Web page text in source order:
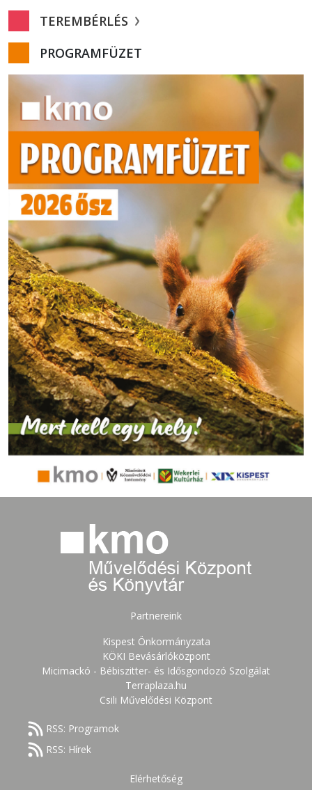
TEREMBÉRLÉS
PROGRAMFÜZET
Partnereink
Kispest Önkormányzata
KÖKI Bevásárlóközpont
Micimackó - Bébiszitter- és Idősgondozó Szolgálat
Terraplaza.hu
Csili Művelődési Központ
RSS: Programok
RSS: Hírek
Elérhetőség